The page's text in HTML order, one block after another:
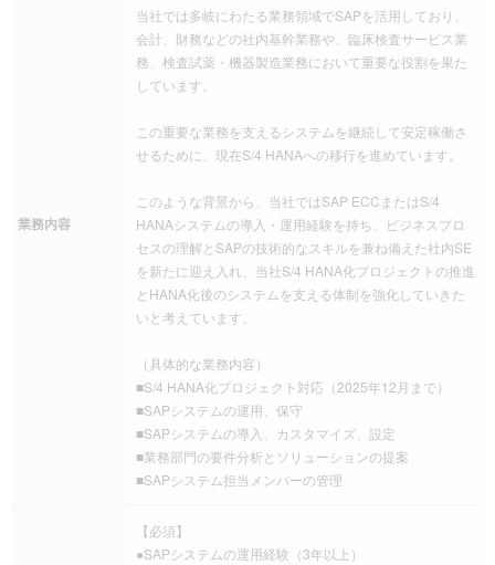
業務内容
当社では多岐にわたる業務領域でSAPを活用しており、
会計、財務などの社内基幹業務や、臨床検査サービス業
務、検査試薬・機器製造業務において重要な役割を果た
しています。
この重要な業務を支えるシステムを継続して安定稼働さ
せるために、現在S/4 HANAへの移行を進めています。
このような背景から、当社ではSAP ECCまたはS/4
HANAシステムの導入・運用経験を持ち、ビジネスプロ
セスの理解とSAPの技術的なスキルを兼ね備えた社内SE
を新たに迎え入れ、当社S/4 HANA化プロジェクトの推進
とHANA化後のシステムを支える体制を強化していきた
いと考えています。
（具体的な業務内容）
■S/4 HANA化プロジェクト対応（2025年12月まで）
■SAPシステムの運用、保守
■SAPシステムの導入、カスタマイズ、設定
■業務部門の要件分析とソリューションの提案
■SAPシステム担当メンバーの管理
【必須】
●SAPシステムの運用経験（3年以上）